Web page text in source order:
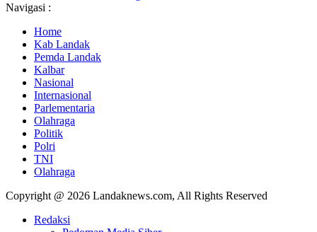
Navigasi :
Home
Kab Landak
Pemda Landak
Kalbar
Nasional
Internasional
Parlementaria
Olahraga
Politik
Polri
TNI
Olahraga
Copyright @ 2026 Landaknews.com, All Rights Reserved
Redaksi